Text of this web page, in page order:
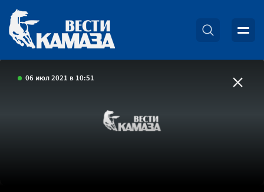
06 июл 2021 в 10:51